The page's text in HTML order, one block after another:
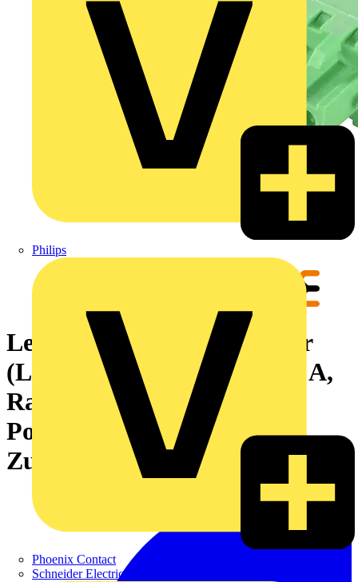
Philips
Phoenix Contact
Schneider Electric
Leiterplattensteckverbinder
(Leiteranschluss), 320 V, 18 A,
Raster in mm: 5.08, 4 mm²,
Polzahl: 23,
Zugbügelanschluss, Box